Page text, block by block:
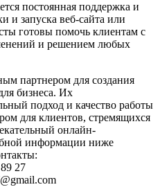
постоянная поддержка и
и запуска веб-сайта или
готовы помочь клиентам с
и решением любых
партнером для создания
бизнеса. Их
подход и качество работы
для клиентов, стремящихся
онлайн-
информации ниже
27